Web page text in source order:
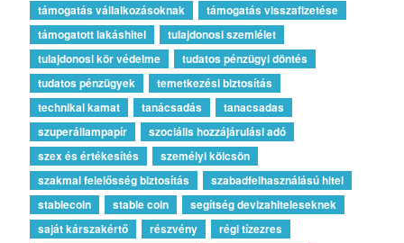
támogatás vállalkozásoknak
támogatás visszafizetése
támogatott lakáshitel
tulajdonosi szemlélet
tulajdonosi kör védelme
tudatos pénzügyi döntés
tudatos pénzügyek
temetkezési biztosítás
technikai kamat
tanácsadás
tanacsadas
szuperállampapír
szociális hozzájárulási adó
szex és értékesítés
személyi kölcsön
szakmai felelősség biztosítás
szabadfelhasználású hitel
stablecoin
stable coin
segítség devizahiteleseknek
saját kárszakértő
részvény
régi tízezres